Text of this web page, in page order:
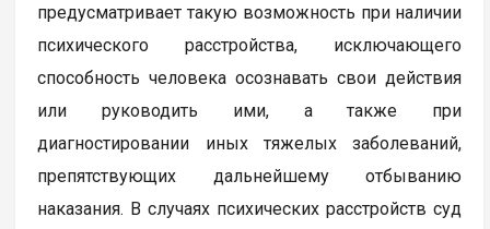
предусматривает такую возможность при наличии
психического расстройства, исключающего
способность человека осознавать свои действия
или руководить ими, а также при
диагностировании иных тяжелых заболеваний,
препятствующих дальнейшему отбыванию
наказания. В случаях психических расстройств суд